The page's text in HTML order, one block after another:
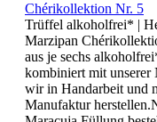
Chérikollektion Nr. 5
Trüffel alkoholfrei* |
Marzipan
aus je sechs
kombiniert mit unserer
wir in Handarbeit und
Manufaktur